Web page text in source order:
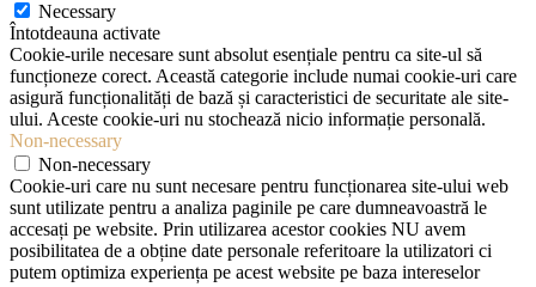
Necessary
Întotdeauna activate
Cookie-urile necesare sunt absolut esențiale pentru ca site-ul să
funcționeze corect. Această categorie include numai cookie-uri care
asigură funcționalități de bază și caracteristici de securitate ale site-
ului. Aceste cookie-uri nu stochează nicio informație personală.
Non-necessary
Non-necessary
Cookie-uri care nu sunt necesare pentru funcționarea site-ului web
sunt utilizate pentru a analiza paginile pe care dumneavoastră le
accesați pe website. Prin utilizarea acestor cookies NU avem
posibilitatea de a obține date personale referitoare la utilizatori ci
putem optimiza experiența pe acest website pe baza intereselor